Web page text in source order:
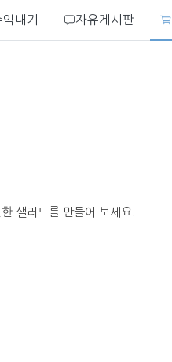
내기 자유게시판
샐러드를 만들어 보세요.